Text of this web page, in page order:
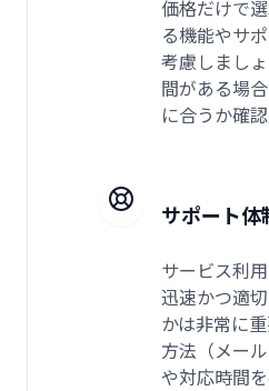
価格だけで
る機能やサ
考慮しまし
間がある場
に合うか確
サポート体
サービス利
迅速かつ適
かは非常に
方法（メー
や対応時間